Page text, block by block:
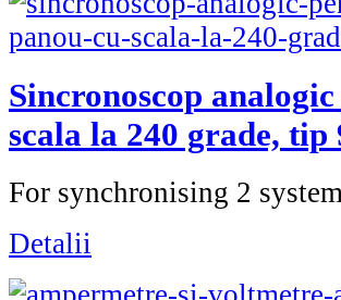
Sincronoscop
scala la 240 grade, tip
For synchronising 2
Detalii